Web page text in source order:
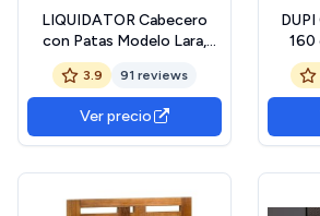
LIQUIDATOR Cabecero
con Patas Modelo Lara,
Color Cambrian Blanco,
Cabezal Cama Matrimonio,
Medidas: 120 cm (Alto) x
160 cm (Ancho) x 3.8
(Fondo)
3.9 91 reviews
Ver precio
160
con